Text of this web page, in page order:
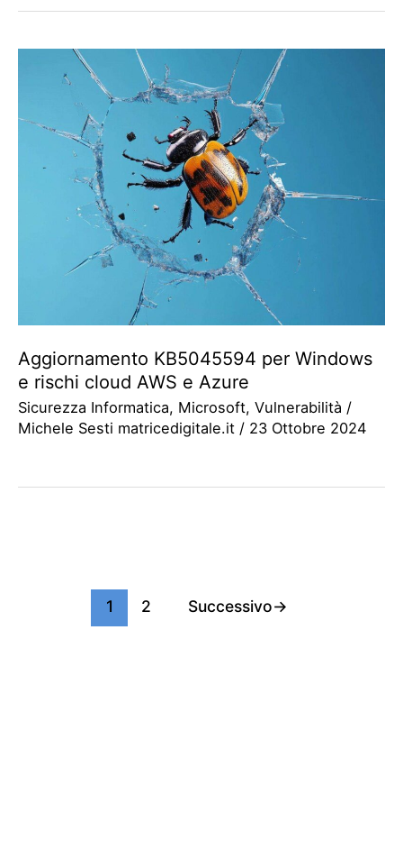
Aggiornamento KB5045594 per Windows
e rischi cloud AWS e Azure
Sicurezza Informatica, Microsoft, Vulnerabilità /
Michele Sesti matricedigitale.it / 23 Ottobre 2024
1 2 Successivo→